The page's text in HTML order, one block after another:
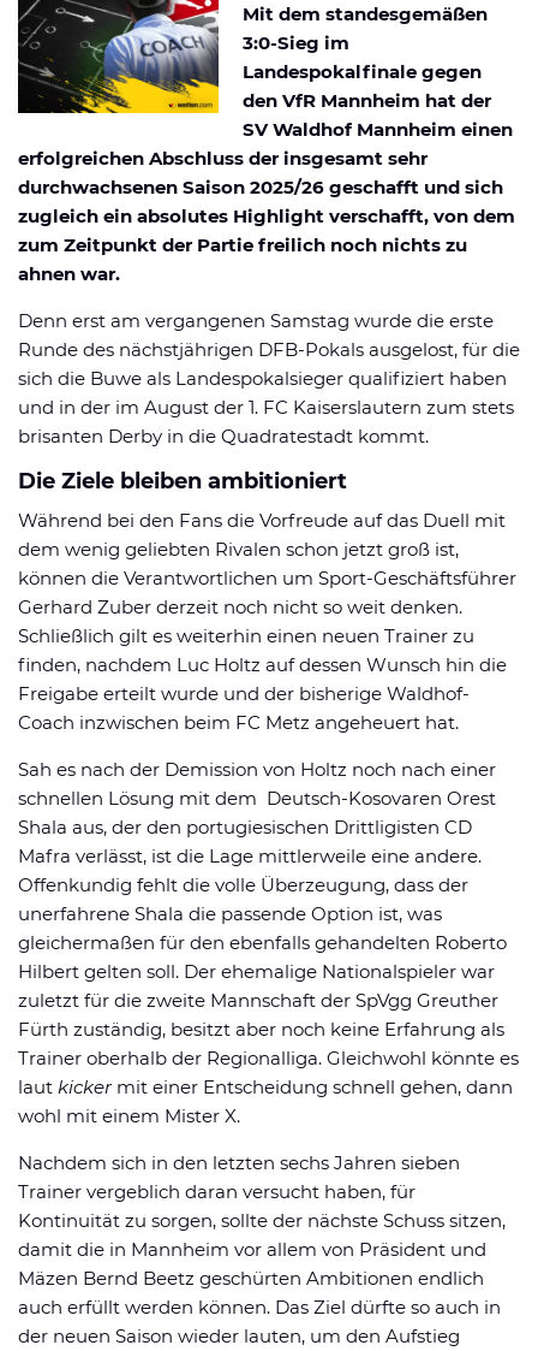
Forum
Mit dem standesgemäßen
3:0-Sieg im
Landespokalfinale gegen
den VfR Mannheim hat der
SV Waldhof Mannheim einen
erfolgreichen Abschluss der insgesamt sehr
durchwachsenen Saison 2025/26 geschafft und sich
zugleich ein absolutes Highlight verschafft, von dem
zum Zeitpunkt der Partie freilich noch nichts zu
ahnen war.
Denn erst am vergangenen Samstag wurde die erste
Runde des nächstjährigen DFB-Pokals ausgelost, für die
sich die Buwe als Landespokalsieger qualifiziert haben
und in der im August der 1. FC Kaiserslautern zum stets
brisanten Derby in die Quadratestadt kommt.
Die Ziele bleiben ambitioniert
Während bei den Fans die Vorfreude auf das Duell mit
dem wenig geliebten Rivalen schon jetzt groß ist,
können die Verantwortlichen um Sport-Geschäftsführer
Gerhard Zuber derzeit noch nicht so weit denken.
Schließlich gilt es weiterhin einen neuen Trainer zu
finden, nachdem Luc Holtz auf dessen Wunsch hin die
Freigabe erteilt wurde und der bisherige Waldhof-
Coach inzwischen beim FC Metz angeheuert hat.
Sah es nach der Demission von Holtz noch nach einer
schnellen Lösung mit dem Deutsch-Kosovaren Orest
Shala aus, der den portugiesischen Drittligisten CD
Mafra verlässt, ist die Lage mittlerweile eine andere.
Offenkundig fehlt die volle Überzeugung, dass der
unerfahrene Shala die passende Option ist, was
gleichermaßen für den ebenfalls gehandelten Roberto
Hilbert gelten soll. Der ehemalige Nationalspieler war
zuletzt für die zweite Mannschaft der SpVgg Greuther
Fürth zuständig, besitzt aber noch keine Erfahrung als
Trainer oberhalb der Regionalliga. Gleichwohl könnte es
laut kickermit einer Entscheidung schnell gehen, dann
wohl mit einem Mister X.
Nachdem sich in den letzten sechs Jahren sieben
Trainer vergeblich daran versucht haben, für
Kontinuität zu sorgen, sollte der nächste Schuss sitzen,
damit die in Mannheim vor allem von Präsident und
Mäzen Bernd Beetz geschürten Ambitionen endlich
auch erfüllt werden können. Das Ziel dürfte so auch in
der neuen Saison wieder lauten, um den Aufstieg